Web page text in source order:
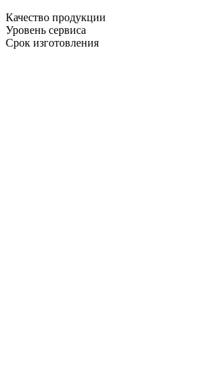
Качество продукции
Уровень сервиса
Срок изготовления